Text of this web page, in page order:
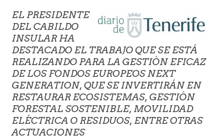
EL PRESIDENTE
DEL CABILDO
INSULAR HA
DESTACADO EL TRABAJO QUE SE ESTÁ
REALIZANDO PARA LA GESTIÓN EFICAZ
DE LOS FONDOS EUROPEOS NEXT
GENERATION, QUE SE INVERTIRÁN EN
RESTAURAR ECOSISTEMAS, GESTIÓN
FORESTAL SOSTENIBLE, MOVILIDAD
ELÉCTRICA O RESIDUOS, ENTRE OTRAS
ACTUACIONES